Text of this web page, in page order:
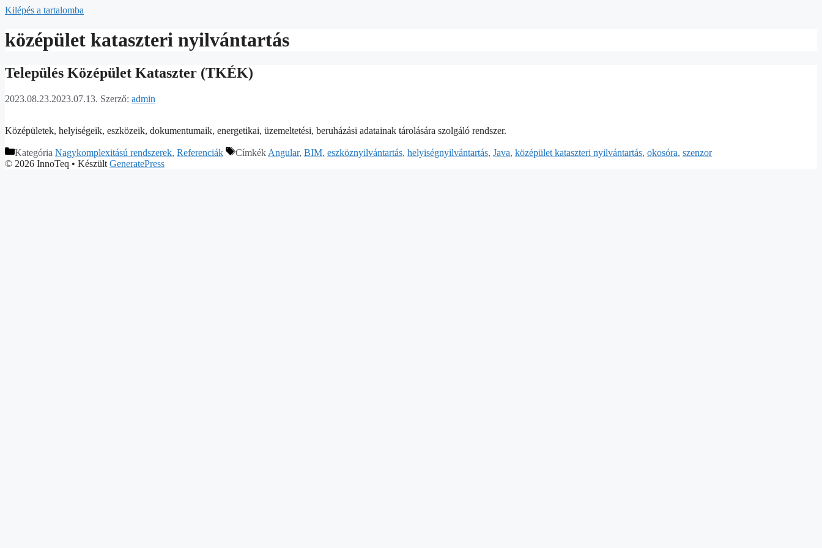
Kilépés a tartalomba
középület kataszteri nyilvántartás
Település Középület Kataszter (TKÉK)
2023.08.23.2023.07.13. Szerző: admin
Középületek, helyiségeik, eszközeik, dokumentumaik, energetikai, üzemeltetési, beruházási adatainak tárolására szolgáló rendszer.
Kategória Nagykomplexitású rendszerek, Referenciák Címkék Angular, BIM, eszköznyilvántartás, helyiségnyilvántartás, Java, középület kataszteri nyilvántartás, okosóra, szenzor
© 2026 InnoTeq • Készült GeneratePress